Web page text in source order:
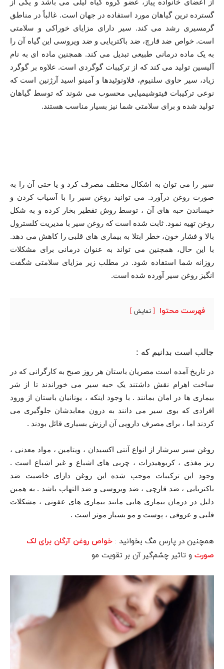
گسترده ترین گیاهان مورد استفاده در جهان است. غالباً در مناطق
گرمسیری رشد می کند. سیر دارای مزایای خوراکی و سلامتی
است. خواص ضد قارچ، ضد باکتریایی و ضد ویروسی این گیاه آن را
به یک ماده درمانی طبیعی تبدیل می کند. همچنین ماده ای به نام
آلیسین تولید می کند که از ترکیبات گوگردی است. علاوه بر گوگرد
زیاد، سیر حاوی سلنیوم، فلاونوئیدها و آمینو اسید آرژنین است که
نوعی ترکیبات فیتوشیمیایی محسوب می شوند که توسط گیاهان
تولید شده و برای سلامتی شما نیز بسیار مناسب هستند.
سیر را می توان به اشکال مختلف مصرف کرد و یا حتی آن را به
صورت روغن درآورد. می توانید روغن سیر را با آسیاب کردن و
خیساندن حبه های آن ، توسط روش تقطیر بخار کرده و به شکل
روغن تهیه نمود. ثابت شده است که روغن سیر با مدیریت کلسترول
بالا و فشار خون، خطر ابتلا به بیماری های قلبی را کاهش می دهد.
با این حال، همچنین می تواند به عنوان درمانی برای مشکلات
روزانه شما استفاده شود. در مطلب زیر مزایای سلامتی شگفت
انگیز روغن سیر آورده شده است.
فهرست محتوا نمایش
جالب است بدانیم که :
در تاریخ آمده است مصریان باستان هر روز صبح به کارگرانی که در
ساخت اهرام نقش داشتند یک حبه سیر می خوراندند تا از شر
بیماری ها در امان بمانند . با وجود اینکه ، یونانیان باستان از ورود
افرادی که بوی سیر می دانند به درون معابدشان جلوگیری می
کردند اما ، برای مصرف دارویی آن ارزش بسیاری قائل بودند .
روغن سیر سرشار از انواع آنتی اکسیدان ، ویتامین ، مواد معدنی ،
ریز مغذی ، کربوهیدرات ، چربی های اشباع و غیر اشباع است .
وجود این ترکیبات موجب شده این روغن دارای خاصیت ضد
باکتریایی ، ضد قارچی ، ضد ویروسی و ضد التهاب باشد . به همین
دلیل در درمان بیماری هایی مانند بیماری های عفونی ، مشکلات
قلبی و عروقی ، پوست و مو بسیار موثر است .
همچنین در پارس مگ بخوانید : خواص روغن آرگان برای لک
صورت و تاثیر چشم‌گیر آن بر تقویت مو